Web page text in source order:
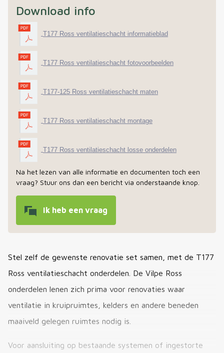
Download info
T177 Ross ventilatieschacht informatieblad
T177 Ross ventilatieschacht fotovoorbeelden
T177-125 Ross ventilatieschacht maten
T177 Ross ventilatieschacht montage
T177 Ross ventilatieschacht losse onderdelen
Na het lezen van alle informatie en documenten toch een
vraag? Stuur ons dan een bericht via onderstaande knop.
Ik heb een vraag
Stel zelf de gewenste renovatie set samen, met de T177
Ross ventilatieschacht onderdelen. De Vilpe Ross
onderdelen lenen zich prima voor renovaties waar
ventilatie in kruipruimtes, kelders en andere beneden
maaiveld gelegen ruimtes nodig is.
Voor aansluiting op bestaande systemen of ingestorte